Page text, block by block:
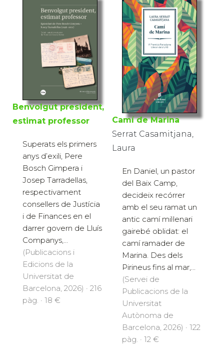
Benvolgut president,
estimat professor
Superats els primers
anys d’exili, Pere
Bosch Gimpera i
Josep Tarradellas,
respectivament
consellers de Justícia
i de Finances en el
darrer govern de Lluís
Companys,...
(Publicacions i
Edicions de la
Universitat de
Barcelona, 2026) · 216
pàg. · 18 €
Camí de Marina
Serrat Casamitjana,
Laura
En Daniel, un pastor
del Baix Camp,
decideix recórrer
amb el seu ramat un
antic camí mil·lenari
gairebé oblidat: el
camí ramader de
Marina. Des dels
Pirineus fins al mar,...
(Servei de
Publicacions de la
Universitat
Autònoma de
Barcelona, 2026) · 122
pàg. · 12 €